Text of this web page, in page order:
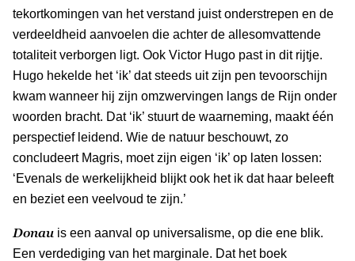
tekortkomingen van het verstand juist onderstrepen en de
verdeeldheid aanvoelen die achter de allesomvattende
totaliteit verborgen ligt. Ook Victor Hugo past in dit rijtje.
Hugo hekelde het ‘ik’ dat steeds uit zijn pen tevoorschijn
kwam wanneer hij zijn omzwervingen langs de Rijn onder
woorden bracht. Dat ‘ik’ stuurt de waarneming, maakt één
perspectief leidend. Wie de natuur beschouwt, zo
concludeert Magris, moet zijn eigen ‘ik’ op laten lossen:
‘Evenals de werkelijkheid blijkt ook het ik dat haar beleeft
en beziet een veelvoud te zijn.’
Donau is een aanval op universalisme, op die ene blik.
Een verdediging van het marginale. Dat het boek